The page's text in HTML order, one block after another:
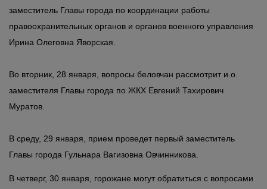
заместитель Главы города по координации работы
правоохранительных органов и органов военного управления
Ирина Олеговна Яворская.
Во вторник, 28 января, вопросы беловчан рассмотрит и.о.
заместителя Главы города по ЖКХ Евгений Тахирович
Муратов.
В среду, 29 января, прием проведет первый заместитель
Главы города Гульнара Вагизовна Овчинникова.
В четверг, 30 января, горожане могут обратиться с вопросами